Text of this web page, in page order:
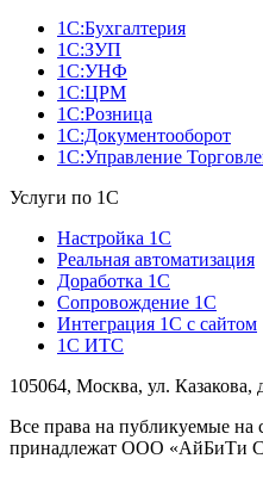
1С:Бухгалтерия
1С:ЗУП
1С:УНФ
1С:ЦРМ
1С:Розница
1С:Документооборот
1С:Управление
Услуги по 1С
Настройка 1С
Реальная автоматизация
Доработка 1С
Сопровождение 1С
Интеграция 1С с сайтом
1С ИТС
105064, Москва, ул. Казакова,
Все права на публикуемые на
принадлежат ООО «АйБиТи